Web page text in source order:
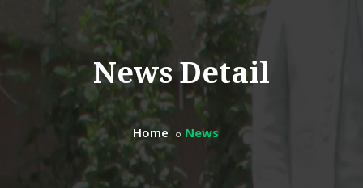
News Detail
Home News